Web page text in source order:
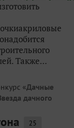
Также...
«Дачные
дачного
25